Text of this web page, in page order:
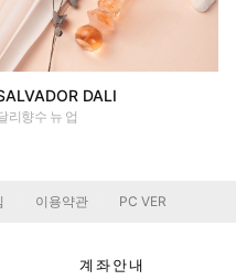
DALI
리향수 뉴 업
이용약관 PC VER
계좌안내